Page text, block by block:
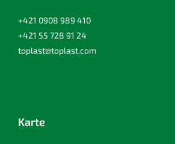
+421 0908 989 410
+421 55 728 91 24
toplast@toplast.com
Karte